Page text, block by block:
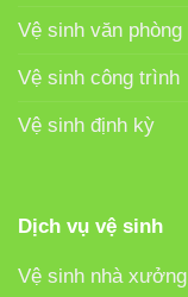
Vệ sinh văn phòng
Vệ sinh công trình
Vệ sinh định kỳ
Dịch vụ vệ sinh
Vệ sinh nhà xưởng